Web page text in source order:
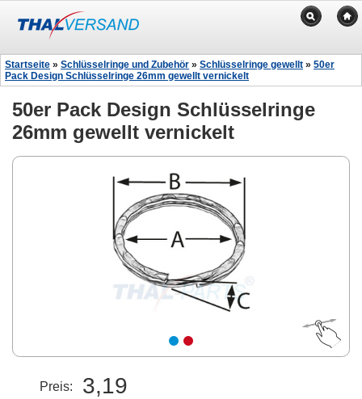
Startseite » Schlüsselringe und Zubehör » Schlüsselringe gewellt » 50er
Pack Design Schlüsselringe 26mm gewellt vernickelt
50er Pack Design Schlüsselringe
26mm gewellt vernickelt
Preis: 3,19